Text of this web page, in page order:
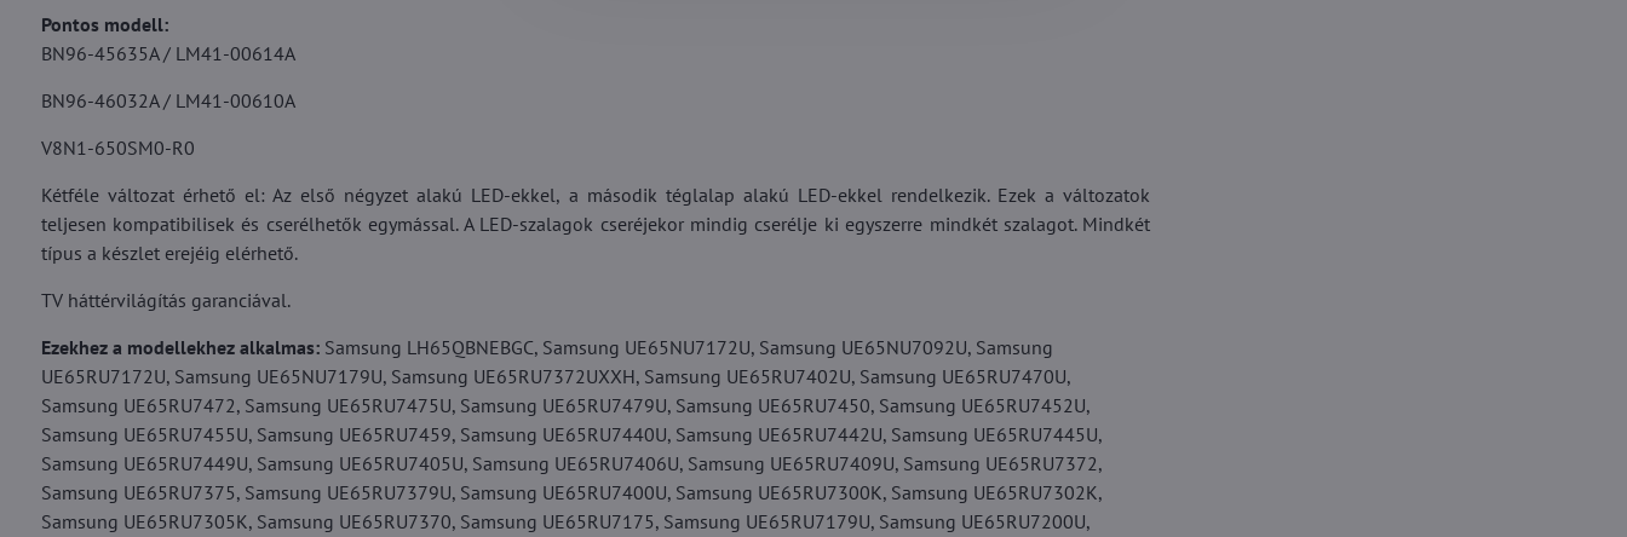
Pontos modell:
BN96-45635A / LM41-00614A
BN96-46032A / LM41-00610A
V8N1-650SM0-R0
Kétféle változat érhető el: Az első négyzet alakú LED-ekkel, a második téglalap alakú LED-ekkel rendelkezik. Ezek a változatok
teljesen kompatibilisek és cserélhetők egymással. A LED-szalagok cseréjekor mindig cserélje ki egyszerre mindkét szalagot. Mindkét
típus a készlet erejéig elérhető.
TV háttérvilágítás garanciával.
Ezekhez a modellekhez alkalmas:Samsung LH65QBNEBGC, Samsung UE65NU7172U, Samsung UE65NU7092U, Samsung
UE65RU7172U, Samsung UE65NU7179U, Samsung UE65RU7372UXXH, Samsung UE65RU7402U, Samsung UE65RU7470U,
Samsung UE65RU7472, Samsung UE65RU7475U, Samsung UE65RU7479U, Samsung UE65RU7450, Samsung UE65RU7452U,
Samsung UE65RU7455U, Samsung UE65RU7459, Samsung UE65RU7440U, Samsung UE65RU7442U, Samsung UE65RU7445U,
Samsung UE65RU7449U, Samsung UE65RU7405U, Samsung UE65RU7406U, Samsung UE65RU7409U, Samsung UE65RU7372,
Samsung UE65RU7375, Samsung UE65RU7379U, Samsung UE65RU7400U, Samsung UE65RU7300K, Samsung UE65RU7302K,
Samsung UE65RU7305K, Samsung UE65RU7370, Samsung UE65RU7175, Samsung UE65RU7179U, Samsung UE65RU7200U,